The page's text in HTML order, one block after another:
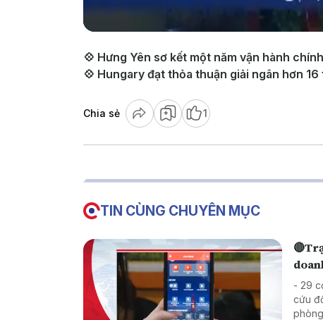
💠 Hưng Yên sơ kết một năm vận hành
💠 Hungary đạt thỏa thuận giải ngân hơn
Chia sẻ 1
TIN CÙNG CHUYÊN MỤC
- 29
cứu